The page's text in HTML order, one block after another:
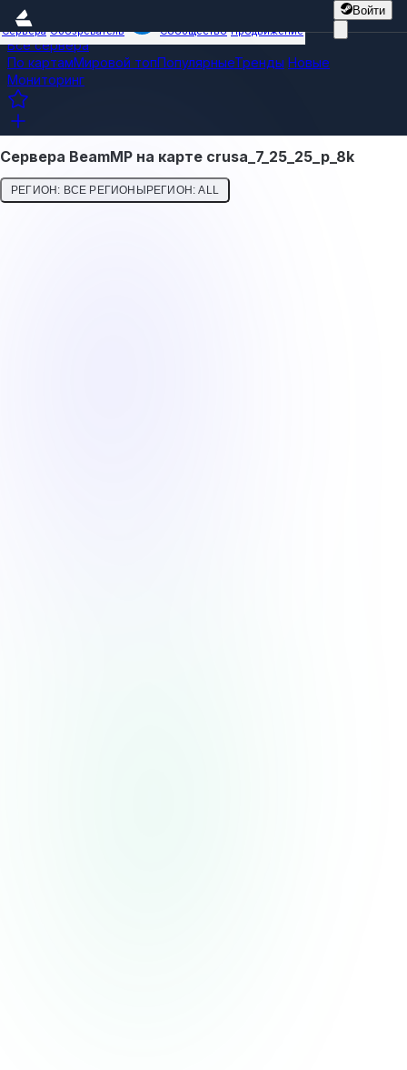
Войти
Сервера Обозреватель Сообщество Продвижение
Все сервера
По картамМировой топПопулярныеТренды Новые
Мониторинг
Сервера BeamMP на карте crusa_7_25_25_p_8k
РЕГИОН: ВСЕ РЕГИОНЫРЕГИОН: ALL